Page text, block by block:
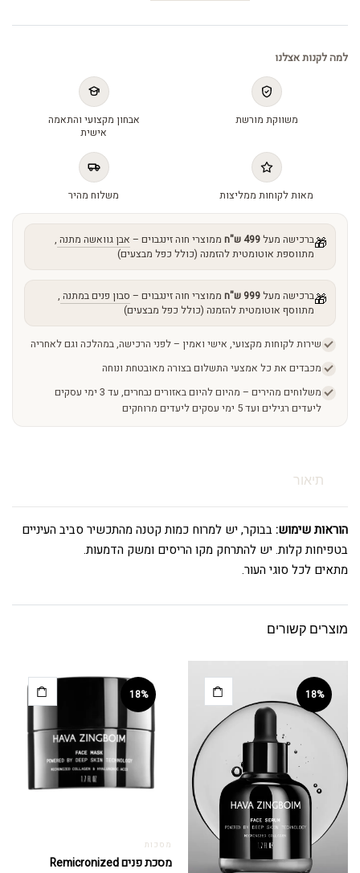
quantity
למה לקנות אצלנו
משווקת מורשת
אבחון מקצועי והתאמה
אישית
מאות לקוחות ממליצות משלוח מהיר
🎁ברכישה מעל499 ש"ח ממוצרי חוה זינגבוים – אבן גוואשה מתנה ,
מתווספת אוטומטית להזמנה (כולל כפל מבצעים)
🎁ברכישה מעל999 ש"ח ממוצרי חוה זינגבוים – סבון פנים במתנה ,
מתווסף אוטומטית להזמנה (כולל כפל מבצעים)
שירות לקוחות מקצועי, אישי ואמין – לפני הרכישה, במהלכה וגם לאחריה
מכבדים את כל אמצעי התשלום בצורה מאובטחת ונוחה
משלוחים מהירים – מהיום להיום באזורים נבחרים, עד 3 ימי עסקים
ליעדים רגילים ועד 5 ימי עסקים ליעדים מרוחקים
תיאור
הוראות שימוש:בבוקר, יש למרוח כמות קטנה מהתכשיר סביב העיניים
בטפיחות קלות. יש להתרחק מקו הריסים ומשק הדמעות.
מתאים לכל סוגי העור.
מוצרים קשורים
18%
18%
מסכות
מסכת פנים Remicronized